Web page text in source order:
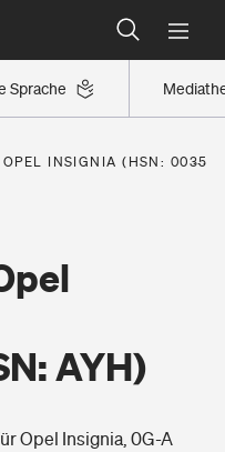
Sprache
finden
eingestuft
finden
OPEL INSIGNIA (HSN: 0035,
AYH)
Opel Insignia, 0G-A